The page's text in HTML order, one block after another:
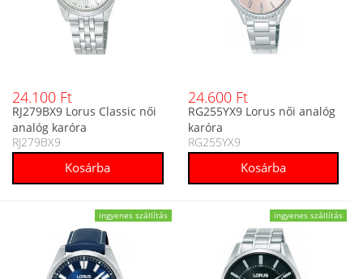
24.100 Ft
RJ279BX9 Lorus Classic női
analóg karóra
RJ279BX9
24.600 Ft
RG255YX9 Lorus női analóg
karóra
RG255YX9
ingyenes szállítás ingyenes szállítás